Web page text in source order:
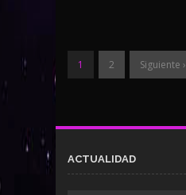
1 2 Siguiente ›
ACTUALIDAD